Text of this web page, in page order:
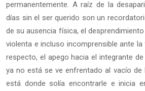
permanentemente. A raíz de la
días sin el ser querido son un
de su ausencia física, el
violenta e incluso incomprensible ante
respecto, el apego hacia el integrante
ya no está se ve enfrentado al vacío de
está donde solía encontrarle e inicia